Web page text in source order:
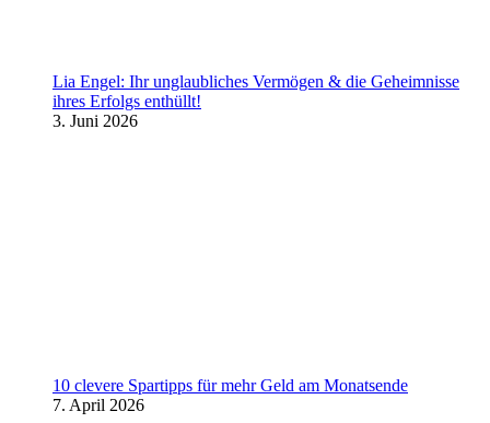
Lia Engel: Ihr unglaubliches Vermögen & die Geheimnisse
ihres Erfolgs enthüllt!
3. Juni 2026
10 clevere Spartipps für mehr Geld am Monatsende
7. April 2026